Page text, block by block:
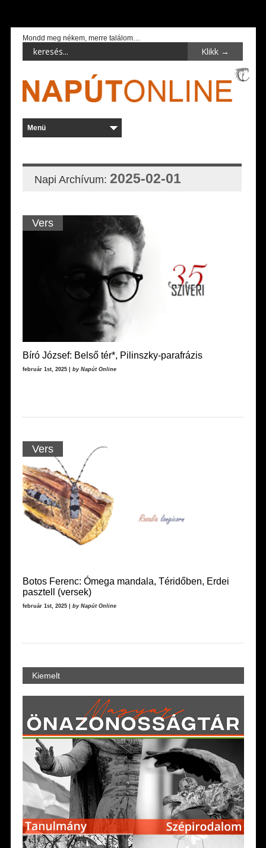
Mondd meg nékem, merre találom…
Napi Archívum: 2025-02-01
Vers
Bíró József: Belső tér*, Pilinszky-parafrázis
február 1st, 2025 | by Napút Online
Vers
Botos Ferenc: Ómega mandala, Téridőben, Erdei
pasztell (versek)
február 1st, 2025 | by Napút Online
Kiemelt